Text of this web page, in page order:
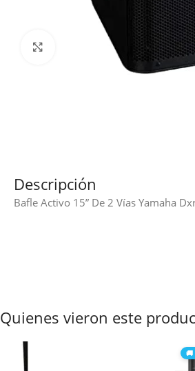
Haga clic para ampliar
Descripción
Bafle Activo 15” De 2 Vías Yamaha
Quienes vieron este
🚚